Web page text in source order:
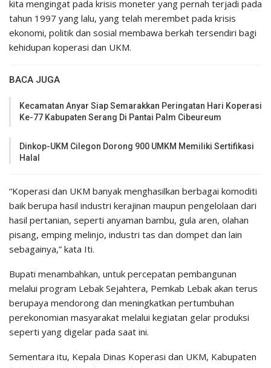
kita mengingat pada krisis moneter yang pernah terjadi pada
tahun 1997 yang lalu, yang telah merembet pada krisis
ekonomi, politik dan sosial membawa berkah tersendiri bagi
kehidupan koperasi dan UKM.
BACA JUGA
Kecamatan Anyar Siap Semarakkan Peringatan Hari Koperasi
Ke-77 Kabupaten Serang Di Pantai Palm Cibeureum
Dinkop-UKM Cilegon Dorong 900 UMKM Memiliki Sertifikasi
Halal
“Koperasi dan UKM banyak menghasilkan berbagai komoditi
baik berupa hasil industri kerajinan maupun pengelolaan dari
hasil pertanian, seperti anyaman bambu, gula aren, olahan
pisang, emping melinjo, industri tas dan dompet dan lain
sebagainya,” kata Iti.
Bupati menambahkan, untuk percepatan pembangunan
melalui program Lebak Sejahtera, Pemkab Lebak akan terus
berupaya mendorong dan meningkatkan pertumbuhan
perekonomian masyarakat melalui kegiatan gelar produksi
seperti yang digelar pada saat ini.
Sementara itu, Kepala Dinas Koperasi dan UKM, Kabupaten